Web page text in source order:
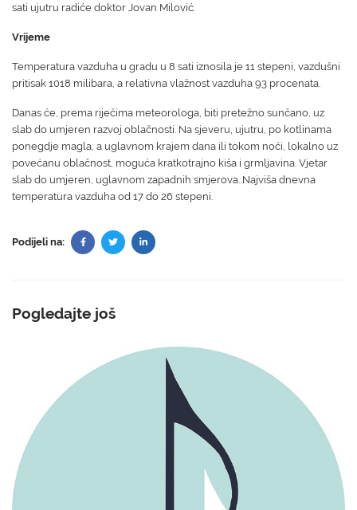
sati ujutru radiće doktor Jovan Milović.
Vrijeme
Temperatura vazduha u gradu u 8 sati iznosila je 11 stepeni, vazdušni
pritisak 1018 milibara, a relativna vlažnost vazduha 93 procenata.
Danas će, prema riječima meteorologa, biti pretežno sunčano, uz
slab do umjeren razvoj oblačnosti. Na sjeveru, ujutru, po kotlinama
ponegdje magla, a uglavnom krajem dana ili tokom noći, lokalno uz
povećanu oblačnost, moguća kratkotrajno kiša i grmljavina. Vjetar
slab do umjeren, uglavnom zapadnih smjerova. Najviša dnevna
temperatura vazduha od 17 do 26 stepeni.
Podijeli na:
Pogledajte još